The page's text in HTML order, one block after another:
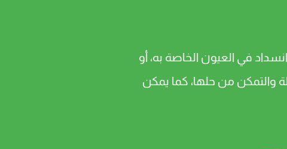
في العيون الخاصة به، أو
والتمكن من حلها، كما يمكن